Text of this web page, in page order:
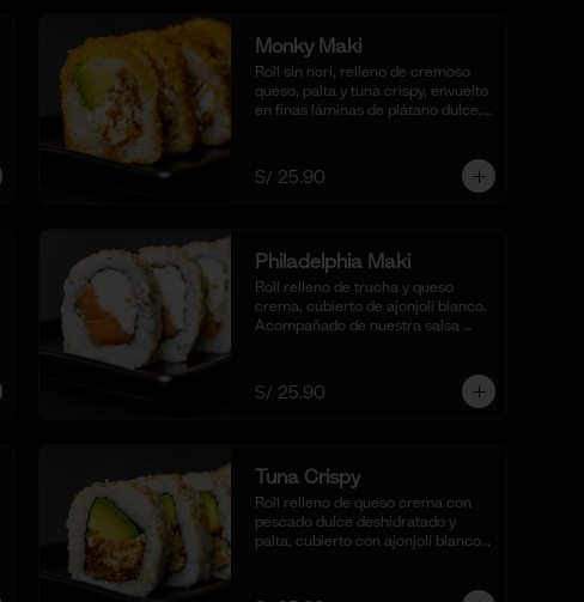
Monky Maki
Roll sin nori, relleno de cremoso
queso, palta y tuna crispy, envuelto
en finas láminas de plátano dulce,
Acompañado de salsa de
maracuyá y quinua crocante. (10
S/ 25.90
Philadelphia Maki
Roll relleno de trucha y queso
crema, cubierto de ajonjolí blanco.
Acompañado de nuestra salsa
S/ 25.90
Tuna Crispy
Roll relleno de queso crema con
pescado dulce deshidratado y
palta, cubierto con ajonjolí blanco.